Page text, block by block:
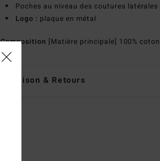
Poches au niveau des coutures latérales
Logo : plaque en métal
Composition [Matière principale] 100% coton
Livraison & Retours